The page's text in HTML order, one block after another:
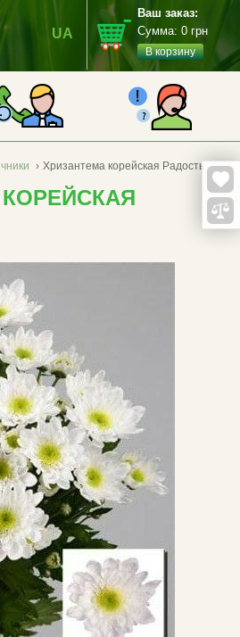
UA
Ваш заказ:
Сумма: 0 грн
В корзину
› Хризантема корейская Радость